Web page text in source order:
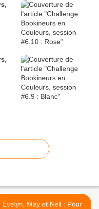
Evelyn, May et Nell : Pour